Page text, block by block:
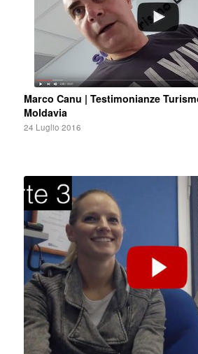
Marco Canu | Testimonianze
Moldavia
24 Luglio 2016